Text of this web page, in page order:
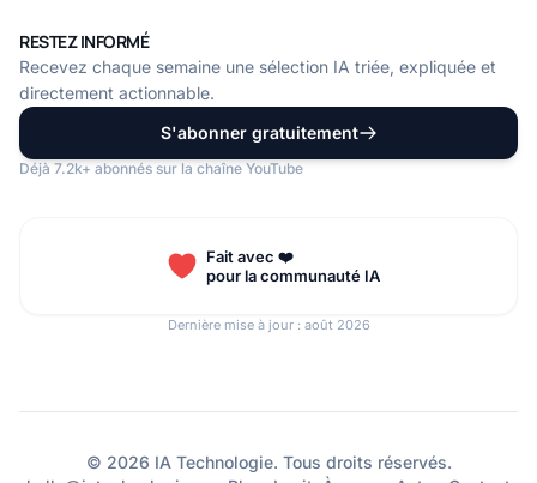
RESTEZ INFORMÉ
Recevez chaque semaine une sélection IA triée, expliquée et
directement actionnable.
S'abonner gratuitement
Déjà 7.2k+ abonnés sur la chaîne YouTube
Fait avec ❤️
pour la communauté IA
Dernière mise à jour : août 2026
© 2026 IA Technologie. Tous droits réservés.